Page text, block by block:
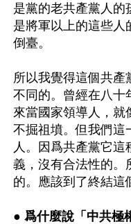
是黨的老共產黨人的
是將軍以上的這些人
倒臺。
所以我覺得這個共產
不同的。曾經在八十
來當國家領導人，就
不掘祖墳。但我們這
人。因爲共產黨它
義，沒有合法性的。
的。應該到了終結這
● 爲什麼說「中共極